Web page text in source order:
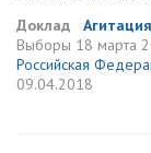
Доклад
Агитация
Выборы 18 марта
Российская
09.04.2018